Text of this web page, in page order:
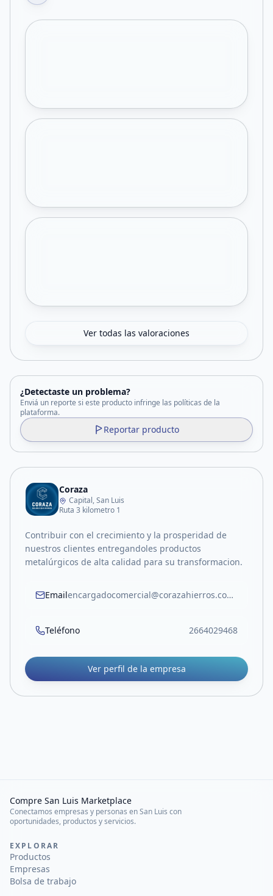
Ver todas las valoraciones
¿Detectaste un problema?
Enviá un reporte si este producto infringe las políticas de la
plataforma.
Reportar producto
Coraza
Capital, San Luis
Ruta 3 kilometro 1
Contribuir con el crecimiento y la prosperidad de
nuestros clientes entregandoles productos
metalúrgicos de alta calidad para su transformacion.
Email encargadocomercial@corazahierros.com.ar
Teléfono 2664029468
Ver perfil de la empresa
Compre San Luis Marketplace
Conectamos empresas y personas en San Luis con
oportunidades, productos y servicios.
EXPLORAR
Productos
Empresas
Bolsa de trabajo